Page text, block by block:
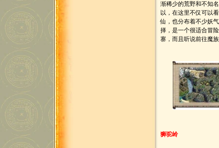
渐稀少的荒野和不知
以，在这里不仅可以
仙，也分布着不少妖
择，是一个很适合冒
寨，而且听说前往魔
狮驼岭